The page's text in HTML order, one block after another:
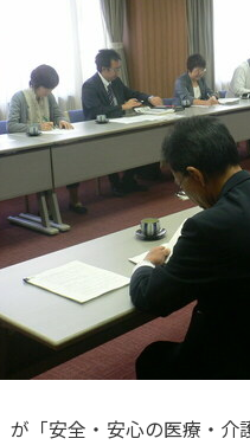
「安全・安心の医療・